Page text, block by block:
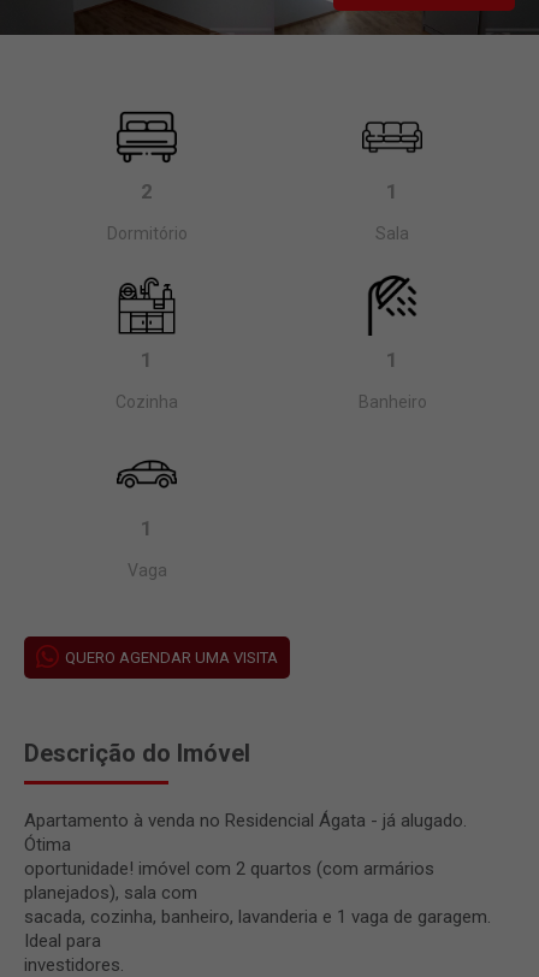
2
Dormitório
1
Sala
1
Cozinha
1
Banheiro
1
Vaga
QUERO AGENDAR UMA VISITA
Descrição do Imóvel
Apartamento à venda no Residencial Ágata - já alugado.
Ótima
oportunidade! imóvel com 2 quartos (com armários
planejados), sala com
sacada, cozinha, banheiro, lavanderia e 1 vaga de garagem.
Ideal para
investidores.